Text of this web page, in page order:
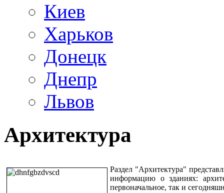
Киев
Харьков
Донецк
Днепр
Львов
Архитектура
Раздел "Архитектура"
информацию о зданиях:
первоначальное, так и